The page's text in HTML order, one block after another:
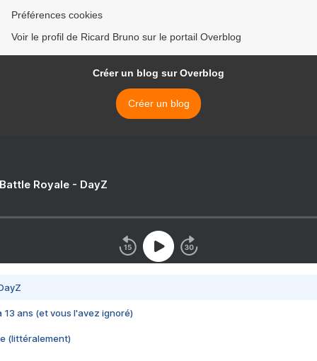
Préférences cookies
Voir le profil de Ricard Bruno sur le portail Overblog
Créer un blog sur Overblog
Créer un blog
Royale - DayZ
13 ans (et vous l'avez ignoré)
(littéralement)